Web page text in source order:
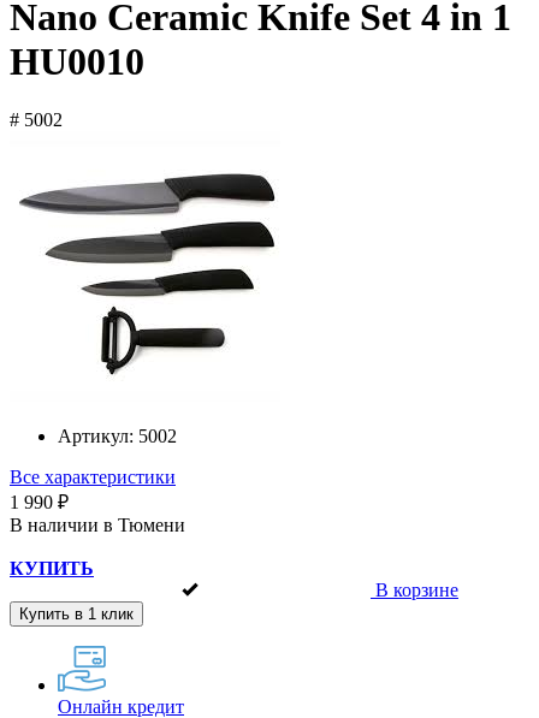
Nano Ceramic Knife Set 4 in 1
HU0010
# 5002
Артикул: 5002
Все характеристики
1 990 ₽
В наличии в Тюмени
КУПИТЬ
В корзине
Купить в 1 клик
Онлайн кредит